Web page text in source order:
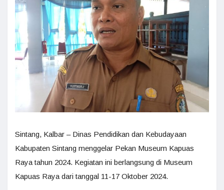
Sintang, Kalbar – Dinas Pendidikan dan Kebudayaan
Kabupaten Sintang menggelar Pekan Museum Kapuas
Raya tahun 2024. Kegiatan ini berlangsung di Museum
Kapuas Raya dari tanggal 11-17 Oktober 2024.